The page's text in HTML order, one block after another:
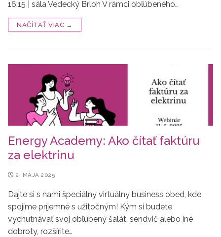
16:15 | sála Vedecký Brloh V rámci obľúbeného…
NAČÍTAŤ VIAC →
Energy Academy: Ako čítať faktúru
za elektrinu
2. MÁJA 2025
Dajte si s nami špeciálny virtuálny business obed, kde
spojíme príjemné s užitočným! Kým si budete
vychutnávať svoj obľúbený šalát, sendvič alebo iné
dobroty, rozšírite…